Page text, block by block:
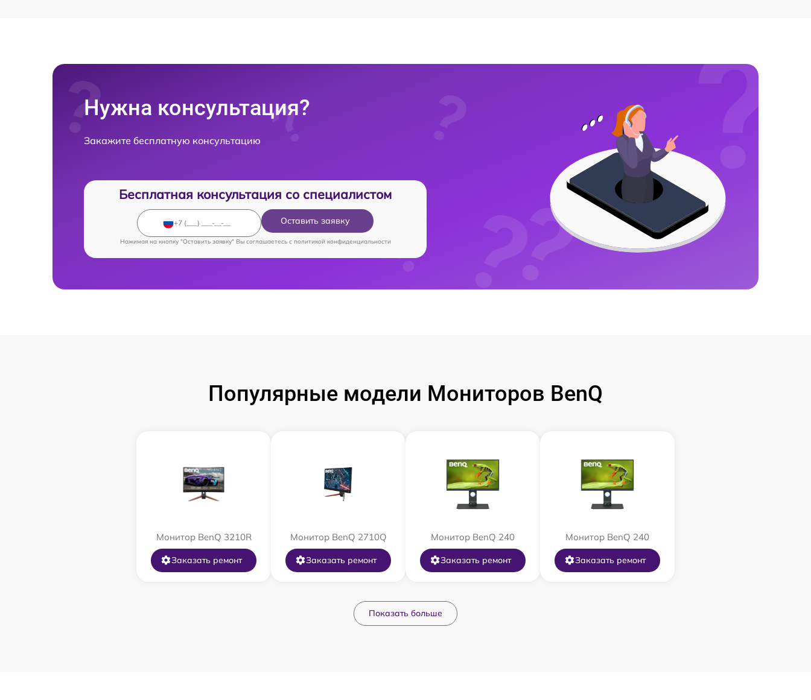
Нужна консультация?
Закажите бесплатную консультацию
Бесплатная консультация со специалистом
Оставить заявку
Нажимая на кнопку "Оставить заявку" Вы соглашаетесь c политикой конфиденциальности
Популярные модели Мониторов BenQ
Монитор BenQ 3210R
Заказать ремонт
Монитор BenQ 2710Q
Заказать ремонт
Монитор BenQ 240
Заказать ремонт
Монитор BenQ 240
Заказать ремонт
Показать больше